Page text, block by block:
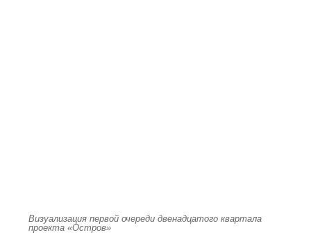
Визуализация первой очереди двенадцатого квартала
проекта «Остров»